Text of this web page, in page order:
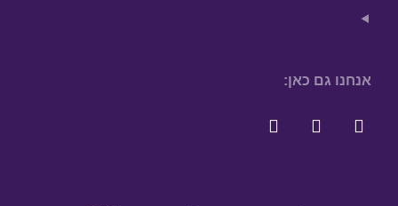
אנחנו גם כאן: